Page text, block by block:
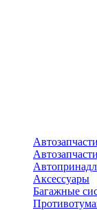
Автозапчасти
Аксессуары
Багажные